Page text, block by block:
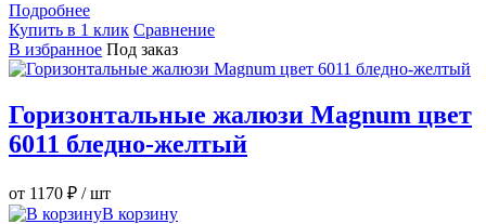
Подробнее
Купить в 1 клик Сравнение
В избранное Под заказ
Горизонтальные жалюзи Magnum цвет
6011 бледно-желтый
от 1170 ₽ / шт
В корзину